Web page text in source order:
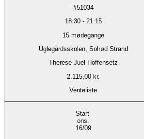
#51034
18:30- 21:15
15 mødegange
Uglegårdsskolen, Solrød Strand
Therese Juel Hoffensetz
2.115,00 kr.
Venteliste
Start
ons.
16/09